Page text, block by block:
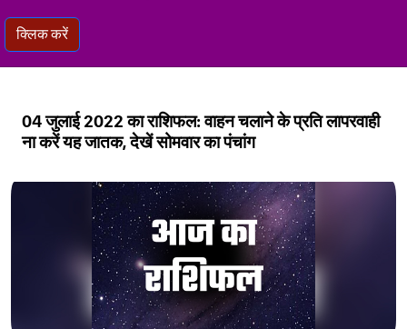
क्लिक करें
04 जुलाई 2022 का राशिफल: वाहन चलाने के प्रति लापरवाही
ना करें यह जातक, देखें सोमवार का पंचांग